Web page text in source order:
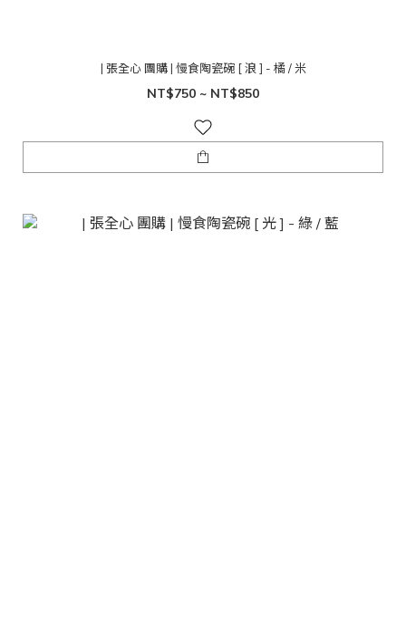
| 張全心 團購 | 慢食陶瓷碗 [ 浪 ] - 橘 / 米
NT$750 ~ NT$850